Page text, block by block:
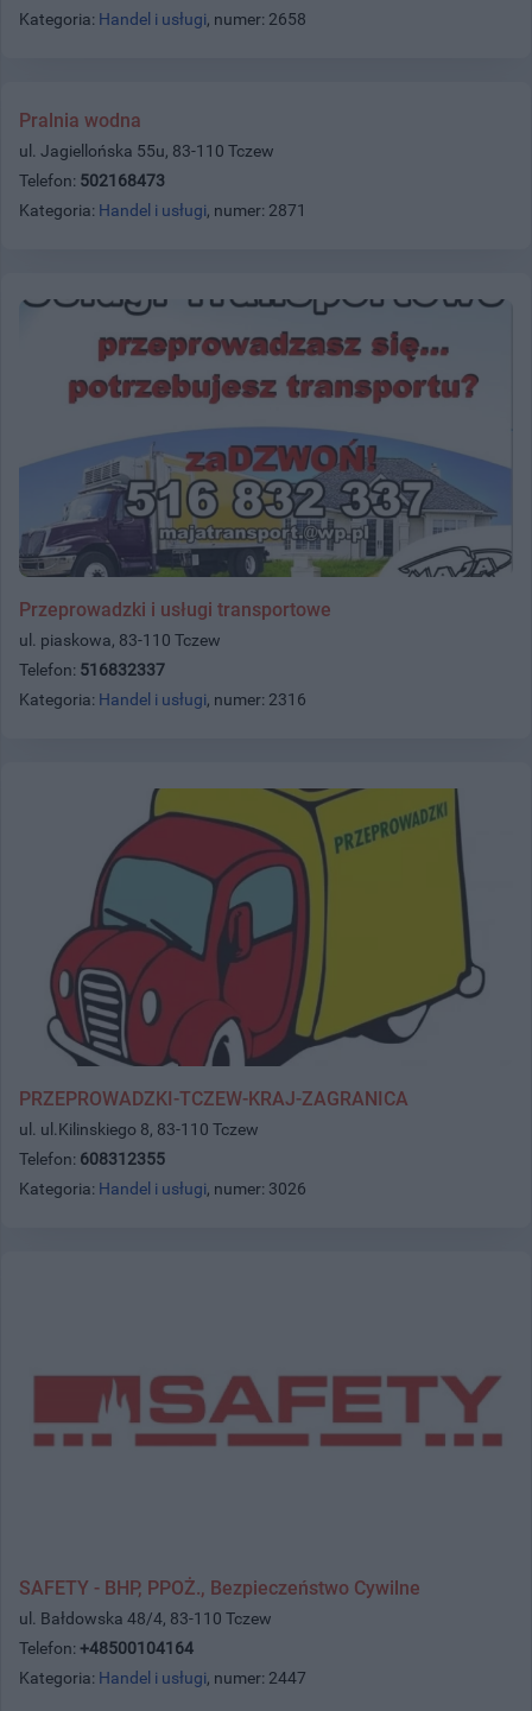
Kategoria: Handel i usługi, numer: 2658
Pralnia wodna
ul. Jagiellońska 55u, 83-110 Tczew
Telefon: 502168473
Kategoria: Handel i usługi, numer: 2871
Przeprowadzki i usługi transportowe
ul. piaskowa, 83-110 Tczew
Telefon: 516832337
Kategoria: Handel i usługi, numer: 2316
PRZEPROWADZKI-TCZEW-KRAJ-ZAGRANICA
ul. ul.Kilinskiego 8, 83-110 Tczew
Telefon: 608312355
Kategoria: Handel i usługi, numer: 3026
SAFETY - BHP, PPOŻ., Bezpieczeństwo Cywilne
ul. Bałdowska 48/4, 83-110 Tczew
Telefon: +48500104164
Kategoria: Handel i usługi, numer: 2447